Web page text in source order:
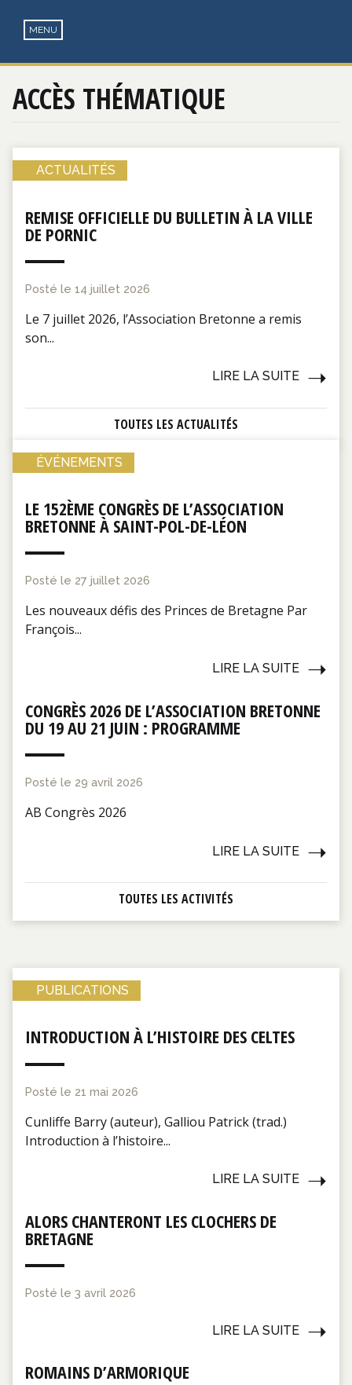
ACCÈS THÉMATIQUE
ACTUALITÉS
REMISE OFFICIELLE DU BULLETIN À LA VILLE
DE PORNIC
Posté le 14 juillet 2026
Le 7 juillet 2026, l’Association Bretonne a remis
son...
LIRE LA SUITE
TOUTES LES ACTUALITÉS
ÉVÉNEMENTS
LE 152ÈME CONGRÈS DE L’ASSOCIATION
BRETONNE À SAINT-POL-DE-LÉON
Posté le 27 juillet 2026
Les nouveaux défis des Princes de Bretagne Par
François...
LIRE LA SUITE
CONGRÈS 2026 DE L’ASSOCIATION BRETONNE
DU 19 AU 21 JUIN : PROGRAMME
Posté le 29 avril 2026
AB Congrès 2026
LIRE LA SUITE
TOUTES LES ACTIVITÉS
PUBLICATIONS
INTRODUCTION À L’HISTOIRE DES CELTES
Posté le 21 mai 2026
Cunliffe Barry (auteur), Galliou Patrick (trad.)
Introduction à l’histoire...
LIRE LA SUITE
ALORS CHANTERONT LES CLOCHERS DE
BRETAGNE
Posté le 3 avril 2026
LIRE LA SUITE
ROMAINS D’ARMORIQUE